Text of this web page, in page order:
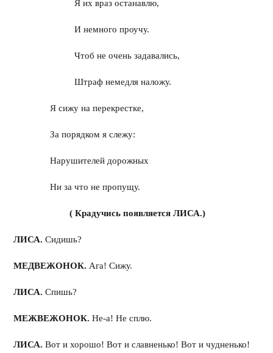
Я их враз останавлю,
И немного проучу.
Чтоб не очень задавались,
Штраф немедля наложу.
Я сижу на перекрестке,
За порядком я слежу:
Нарушителей дорожных
Ни за что не пропущу.
( Крадучись появляется ЛИСА.)
ЛИСА.Сидишь?
МЕДВЕЖОНОК. Ага! Сижу.
ЛИСА. Спишь?
МЕЖВЕЖОНОК.Не-а! Не сплю.
ЛИСА.Вот и хорошо! Вот и славненько! Вот и чудненько!